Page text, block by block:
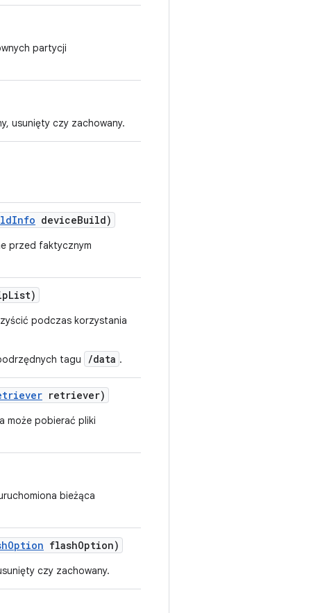
partycji
usunięty czy zachowany.
Info deviceBuild)
przed faktycznym
List)
podczas korzystania
tagu
/data .
retriever)
może pobierać pliki
bieżąca
Option flashOption)
czy zachowany.